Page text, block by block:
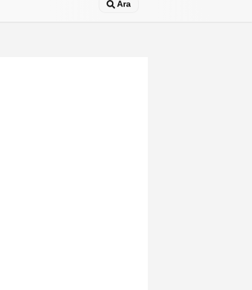
Ara